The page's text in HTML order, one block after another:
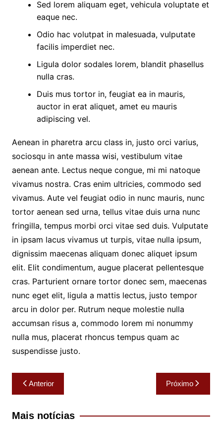
Sed lorem aliquam eget, vehicula voluptate et
eaque nec.
Odio hac volutpat in malesuada, vulputate
facilis imperdiet nec.
Ligula dolor sodales lorem, blandit phasellus
nulla cras.
Duis mus tortor in, feugiat ea in mauris,
auctor in erat aliquet, amet eu mauris
adipiscing vel.
Aenean in pharetra arcu class in, justo orci varius,
sociosqu in ante massa wisi, vestibulum vitae
aenean ante. Lectus neque congue, mi mi natoque
vivamus nostra. Cras enim ultricies, commodo sed
vivamus. Aute vel feugiat odio in nunc mauris, nunc
tortor aenean sed urna, tellus vitae duis urna nunc
fringilla, tempus morbi orci vitae sed duis. Vulputate
in ipsam lacus vivamus ut turpis, vitae nulla ipsum,
dignissim maecenas aliquam donec aliquet ipsum
elit. Elit condimentum, augue placerat pellentesque
cras. Parturient ornare tortor donec sem, maecenas
nunc eget elit, ligula a mattis lectus, justo tempor
arcu in dolor per. Rutrum neque molestie nulla
accumsan risus a, commodo lorem mi nonummy
nulla mus, placerat rhoncus tempus quam ac
suspendisse justo.
Navegação
de
Post
Anterior Próximo
Mais notícias